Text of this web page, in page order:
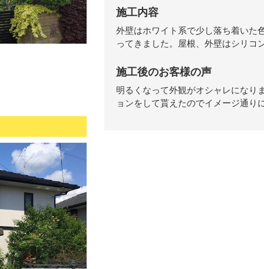
施工内容
外壁はホワイト系で少し落ち着いた
ってきました。屋根、外壁はシリコ
施工後のお客様の声
明るくなって外観がオシャレになり
ョンをして貰えたのでイメージ通り